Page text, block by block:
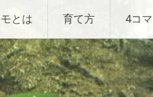
とは 育て方 4コマ